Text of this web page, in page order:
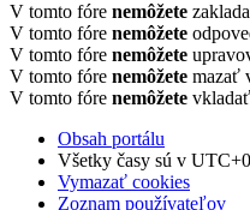
V tomto fóre nemôžete
V tomto fóre nemôžete
V tomto fóre nemôžete
V tomto fóre nemôžete mazať
V tomto fóre nemôžete
Obsah portálu
Všetky časy sú v
Vymazať cookies
Zoznam používateľov